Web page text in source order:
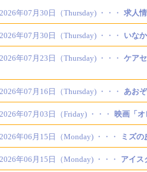
年07月30日（Thursday) ・・・ 求人
年07月30日（Thursday) ・・・ いな
年07月23日（Thursday) ・・・ ケア
年07月16日（Thursday) ・・・ あお
年07月03日（Friday) ・・・ 映画「
年06月15日（Monday) ・・・ ミズ
年06月15日（Monday) ・・・ アイス